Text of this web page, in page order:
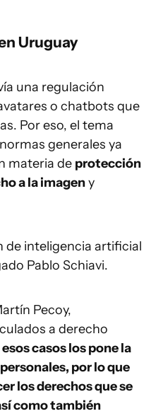
Uruguay
una regulación
o chatbots que
Por eso, el tema
generales ya
materia de protección
a la imageny
de inteligencia artificial
Pablo Schiavi.
Pecoy,
a derecho
casos los pone la
por lo que
los derechos que se
como también